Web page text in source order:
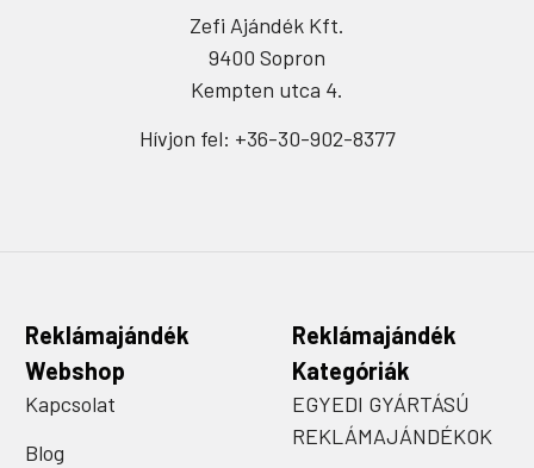
Zefi Ajándék Kft.
9400 Sopron
Kempten utca 4.
Hívjon fel: +36-30-902-8377
Reklámajándék
Webshop
Kapcsolat
Blog
Reklámajándék
Kategóriák
EGYEDI GYÁRTÁSÚ
REKLÁMAJÁNDÉKOK